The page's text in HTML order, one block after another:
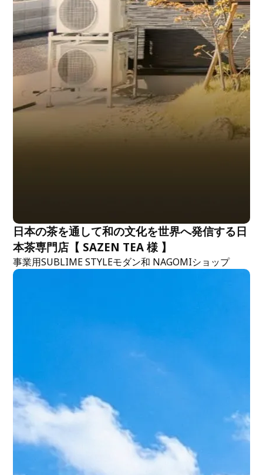
日本の茶を通して和の文化を世界へ発信する日
本茶専門店【 SAZEN TEA 様 】
事業用SUBLIME STYLEモダン和 NAGOMIショップ